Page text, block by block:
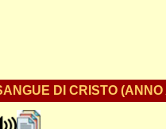
DI CRISTO (ANNO